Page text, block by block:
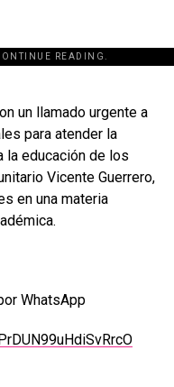
READING.
un llamado urgente a
para atender la
la educación de los
Vicente Guerrero,
en una materia
WhatsApp